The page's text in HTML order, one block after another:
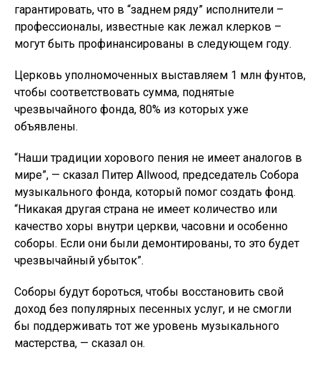
гарантировать, что в “заднем ряду” исполнители –
профессионалы, известные как лежал клерков –
могут быть профинансированы в следующем году.
Церковь уполномоченных выставляем 1 млн фунтов,
чтобы соответствовать сумма, поднятые
чрезвычайного фонда, 80% из которых уже
объявлены.
“Наши традиции хорового пения не имеет аналогов в
мире”, — сказал Питер Allwood, председатель Собора
музыкального фонда, который помог создать фонд.
“Никакая другая страна не имеет количество или
качество хоры внутри церкви, часовни и особенно
соборы. Если они были демонтированы, то это будет
чрезвычайный убыток”.
Соборы будут бороться, чтобы восстановить свой
доход без популярных песенных услуг, и не смогли
бы поддерживать тот же уровень музыкального
мастерства, — сказал он.